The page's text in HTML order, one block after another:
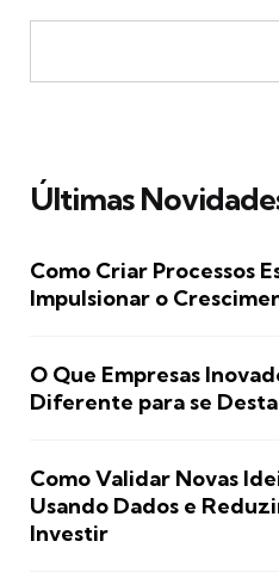
Últimas
Como Criar Processos
Impulsionar o
O Que Empresas
Diferente para se
Como Validar Novas
Usando Dados e
Investir